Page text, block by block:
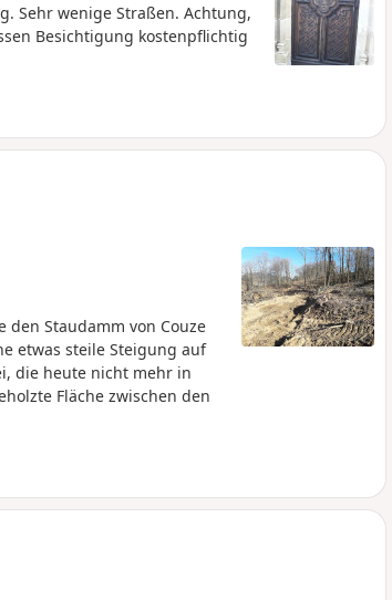
Sehr wenige Straßen. Achtung,
Besichtigung kostenpflichtig
Staudamm von Couze
etwas steile Steigung auf
die heute nicht mehr in
Fläche zwischen den